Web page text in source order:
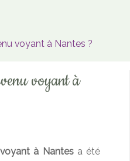
Neuro-Linguistique à Nantes
à Nantes
voyant à Nantes ?
voyant à
voyant à Nantesa été